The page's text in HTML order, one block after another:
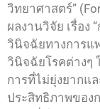
วิทยาศาสตร์”
ผลงานวิจัย เรื่อ
วินิจฉัยทางการแ
วินิจฉัยโรคต่างๆ
การที่ไม่ยุ่งยากแ
ประสิทธิภาพของ